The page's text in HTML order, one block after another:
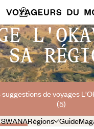
SA
de voyages
(5)
Régions Guide